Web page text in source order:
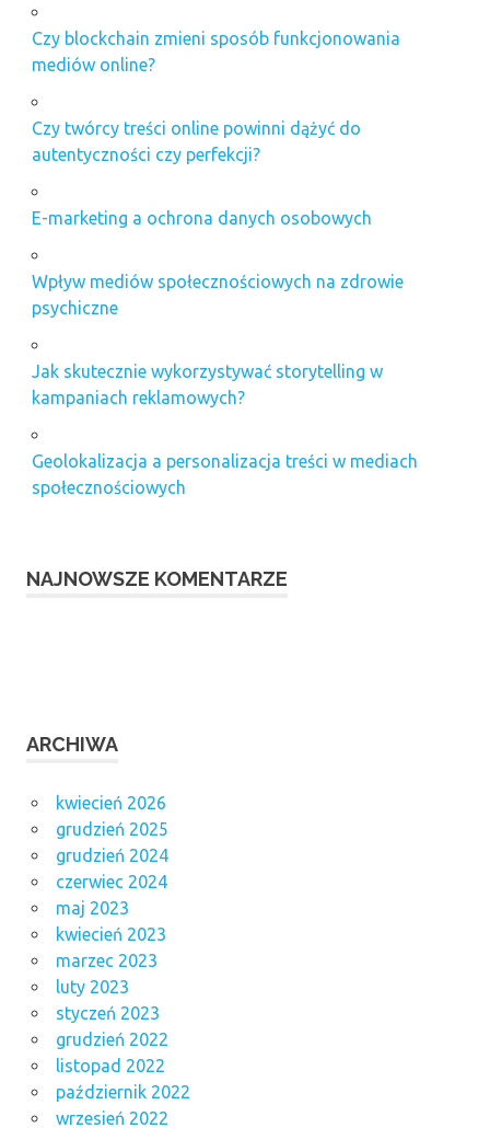
Czy blockchain zmieni sposób funkcjonowania
mediów online?
Czy twórcy treści online powinni dążyć do
autentyczności czy perfekcji?
E-marketing a ochrona danych osobowych
Wpływ mediów społecznościowych na zdrowie
psychiczne
Jak skutecznie wykorzystywać storytelling w
kampaniach reklamowych?
Geolokalizacja a personalizacja treści w mediach
społecznościowych
NAJNOWSZE KOMENTARZE
ARCHIWA
kwiecień 2026
grudzień 2025
grudzień 2024
czerwiec 2024
maj 2023
kwiecień 2023
marzec 2023
luty 2023
styczeń 2023
grudzień 2022
listopad 2022
październik 2022
wrzesień 2022